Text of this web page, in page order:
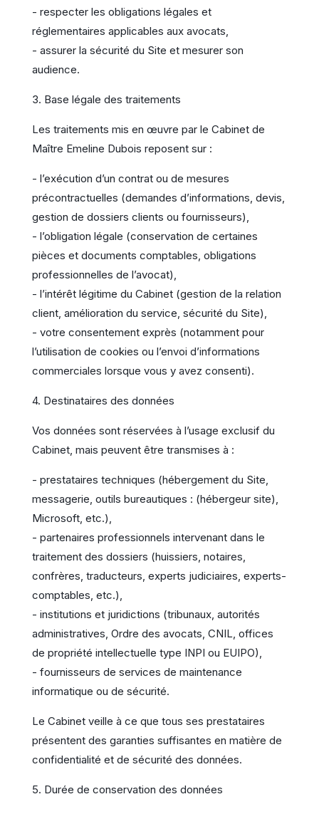
- respecter les obligations légales et
réglementaires applicables aux avocats,
- assurer la sécurité du Site et mesurer son
audience.
3. Base légale des traitements
Les traitements mis en œuvre par le Cabinet de
Maître Emeline Dubois reposent sur :
- l’exécution d’un contrat ou de mesures
précontractuelles (demandes d’informations, devis,
gestion de dossiers clients ou fournisseurs),
- l’obligation légale (conservation de certaines
pièces et documents comptables, obligations
professionnelles de l’avocat),
- l’intérêt légitime du Cabinet (gestion de la relation
client, amélioration du service, sécurité du Site),
- votre consentement exprès (notamment pour
l’utilisation de cookies ou l’envoi d’informations
commerciales lorsque vous y avez consenti).
4. Destinataires des données
Vos données sont réservées à l’usage exclusif du
Cabinet, mais peuvent être transmises à :
- prestataires techniques (hébergement du Site,
messagerie, outils bureautiques : (hébergeur site),
Microsoft, etc.),
- partenaires professionnels intervenant dans le
traitement des dossiers (huissiers, notaires,
confrères, traducteurs, experts judiciaires, experts-
comptables, etc.),
- institutions et juridictions (tribunaux, autorités
administratives, Ordre des avocats, CNIL, offices
de propriété intellectuelle type INPI ou EUIPO),
- fournisseurs de services de maintenance
informatique ou de sécurité.
Le Cabinet veille à ce que tous ses prestataires
présentent des garanties suffisantes en matière de
confidentialité et de sécurité des données.
5. Durée de conservation des données